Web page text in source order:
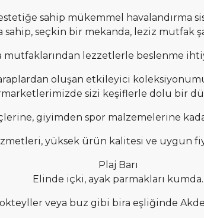
sahip mükemmel havalandırma
seçkin bir mekanda, leziz mutfak
mutfaklarından lezzetlerle beslenme
oluşan etkileyici
sizi keşiflerle dolu bir
giyimden spor malzemelerine
yüksek ürün kalitesi ve uygun
Plaj Barı
Elinde içki, ayak parmakları kumda.
veya buz gibi bira eşliğinde